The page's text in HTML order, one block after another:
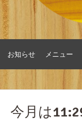
お知らせ メニュー
今月は